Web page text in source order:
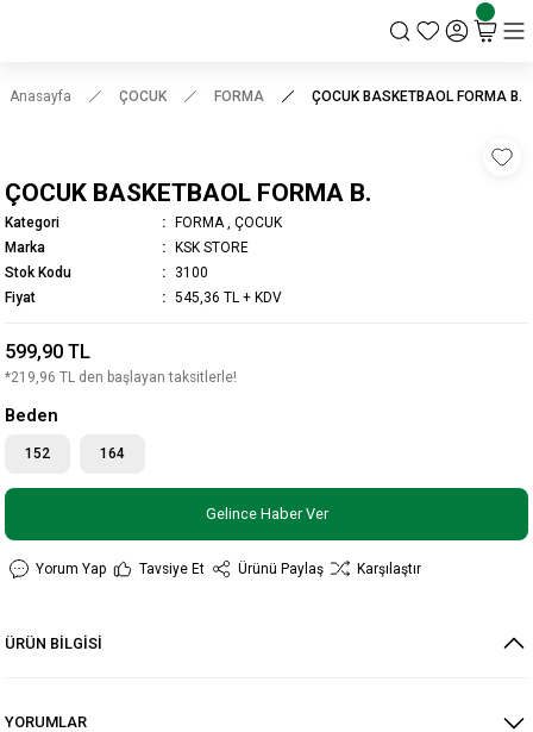
Anasayfa ÇOCUK FORMA ÇOCUK BASKETBAOL FORMA B.
ÇOCUK BASKETBAOL FORMA B.
Kategori FORMA
ÇOCUK
Marka
KSK STORE
Stok Kodu
3100
Fiyat
545,36 TL + KDV
599,90 TL
*219,96 TL den başlayan taksitlerle!
Beden
152 164
Gelince Haber Ver
Yorum Yap Tavsiye Et Ürünü Paylaş Karşılaştır
ÜRÜN BİLGİSİ
YORUMLAR